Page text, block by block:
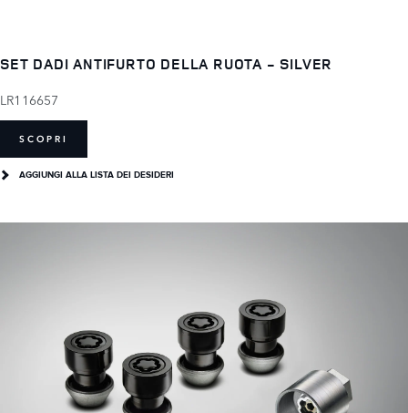
SET DADI ANTIFURTO DELLA RUOTA - SILVER
LR116657
SCOPRI
AGGIUNGI ALLA LISTA DEI DESIDERI